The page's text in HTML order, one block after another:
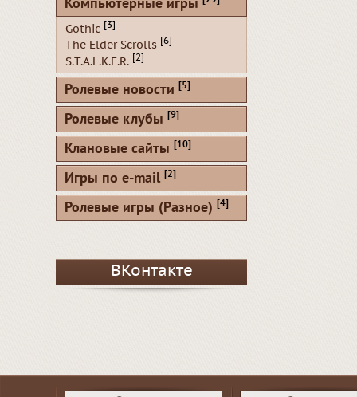
Компьютерные игры
Gothic [3]
The Elder Scrolls [6]
S.T.A.L.K.E.R. [2]
Ролевые новости [5]
Ролевые клубы [9]
Клановые сайты [10]
Игры по e-mail [2]
Ролевые игры (Разное) [4]
ВКонтакте